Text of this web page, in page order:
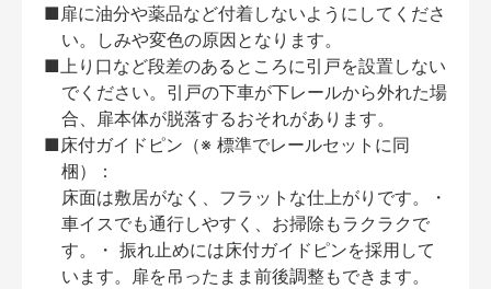
■扉に油分や薬品など付着しないようにしてくださ
い。しみや変色の原因となります。
■上り口など段差のあるところに引戸を設置しない
でください。引戸の下車が下レールから外れた場
合、扉本体が脱落するおそれがあります。
■床付ガイドピン（※ 標準でレールセットに同
梱）：
床面は敷居がなく、フラットな仕上がりです。・
車イスでも通行しやすく、お掃除もラクラクで
す。・ 振れ止めには床付ガイドピンを採用して
います。扉を吊ったまま前後調整もできます。